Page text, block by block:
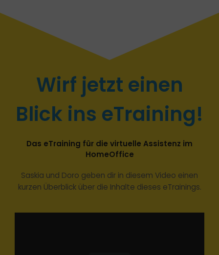
Wirf jetzt einen
Blick ins eTraining!
Das eTraining für die virtuelle Assistenz im
HomeOffice
Saskia und Doro geben dir in diesem Video einen
kurzen Überblick über die Inhalte dieses eTrainings.